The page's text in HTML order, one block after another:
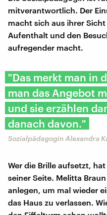
mitverantwortlich. Der
macht sich aus ihrer
Aufenthalt und den
aufregender macht.
"Das merkt man in
man das Angebot
und sie erzählen
danach davon."
Sozialpädagogin Alexandra
Wer die Brille aufsetzt,
seiner Seite. Melitta
anlegen, um mal wieder
das Haus zu verlassen.